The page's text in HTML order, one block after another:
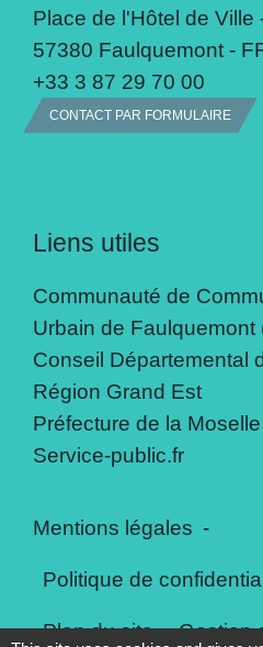
Place de l'Hôtel de Ville
57380 Faulquemont -
+33 3 87 29 70 00
CONTACT PAR FORMULAIRE
Liens utiles
Communauté de
Urbain de Faulquemont
Conseil Départemental
Région Grand Est
Préfecture de la Moselle
Service-public.fr
Mentions légales -
Politique de
Plan du site - Gestion